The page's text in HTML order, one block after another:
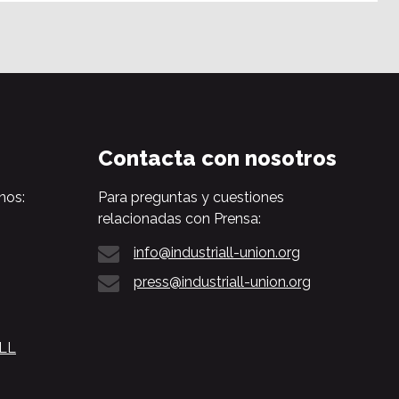
Contacta con nosotros
Para preguntas y cuestiones
relacionadas con Prensa:
info@industriall-union.org
press@industriall-union.org